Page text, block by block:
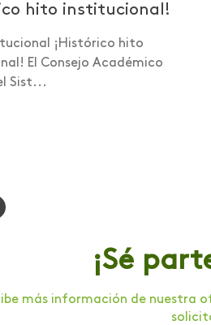
emprendedores
Digital
hito institucional!
¡Histórico hito
El Consejo Académico
Sist...
¡Sé
más información de nuestra